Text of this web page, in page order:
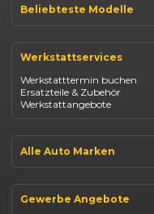
Beliebteste Modelle
Opel Corsa
Fiat 500
Dacia Duster
Dacia Sandero
Jeep Compass
Suzuki Vitara
Suzuki Swift
Mazda CX-30
Werkstattservices
Werkstatttermin buchen
Ersatzteile & Zubehör
Werkstattangebote
Alle Auto Marken
Opel
Fiat
Gewerbe Angebote